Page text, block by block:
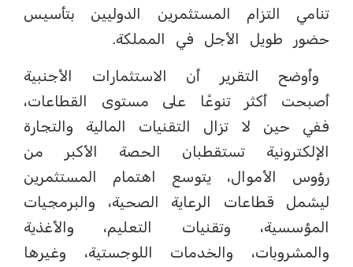
تنامي التزام المستثمرين الدوليين بتأسيس
حضور طويل الأجل في المملكة.
وأوضح التقرير أن الاستثمارات الأجنبية
أصبحت أكثر تنوعًا على مستوى القطاعات،
ففي حين لا تزال التقنيات المالية والتجارة
الإلكترونية تستقطبان الحصة الأكبر من
رؤوس الأموال، يتوسع اهتمام المستثمرين
ليشمل قطاعات الرعاية الصحية، والبرمجيات
المؤسسية، وتقنيات التعليم، والأغذية
والمشروبات، والخدمات اللوجستية، وغيرها